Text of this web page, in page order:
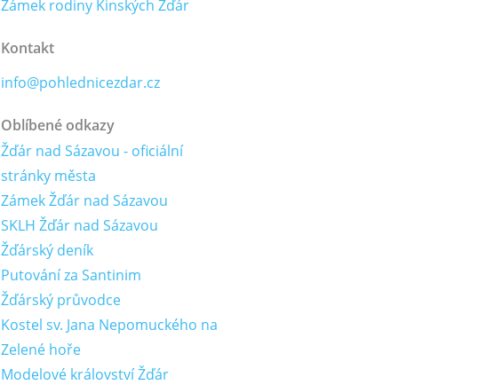
Zámek rodiny Kinských Žďár
Kontakt
info@pohlednicezdar.cz
Oblíbené odkazy
Žďár nad Sázavou - oficiální
stránky města
Zámek Žďár nad Sázavou
SKLH Žďár nad Sázavou
Žďárský deník
Putování za Santinim
Žďárský průvodce
Kostel sv. Jana Nepomuckého na
Zelené hoře
Modelové království Žďár